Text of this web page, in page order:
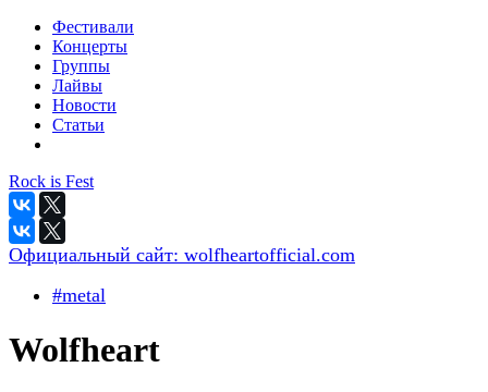
Фестивали
Концерты
Группы
Лайвы
Новости
Статьи
Rock is Fest
Официальный сайт: wolfheartofficial.com
#metal
Wolfheart